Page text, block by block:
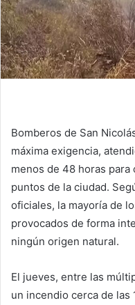
Bomberos de San
máxima exigencia,
menos de 48 horas
puntos de la ciudad.
oficiales, la mayoría de
provocados de forma
ningún origen natural.
El jueves, entre las
un incendio cerca de